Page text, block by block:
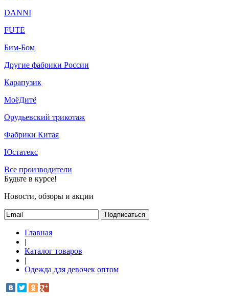
DANNI
FUTE
Бим-Бом
Другие фабрики России
Карапузик
МоёДитё
Орудьевский трикотаж
Фабрики Китая
Юстатекс
Все производители
Будьте в курсе!
Новости, обзоры и акции
Подписаться
Главная
|
Каталог товаров
|
Одежда для девочек оптом